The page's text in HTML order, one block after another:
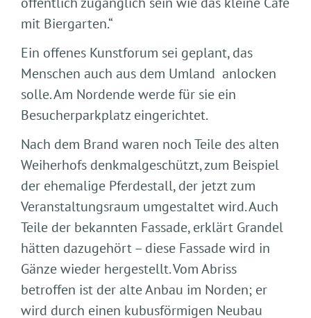
mit Biergarten.“
Ein offenes Kunstforum sei geplant, das
Menschen auch aus dem Umland anlocken
solle. Am Nordende werde für sie ein
Besucherparkplatz eingerichtet.
Nach dem Brand waren noch Teile des alten
Weiherhofs denkmalgeschützt, zum Beispiel
der ehemalige Pferdestall, der jetzt zum
Veranstaltungsraum umgestaltet wird. Auch
Teile der bekannten Fassade, erklärt Grandel
hätten dazugehört – diese Fassade wird in
Gänze wieder hergestellt. Vom Abriss
betroffen ist der alte Anbau im Norden; er
wird durch einen kubusförmigen Neubau